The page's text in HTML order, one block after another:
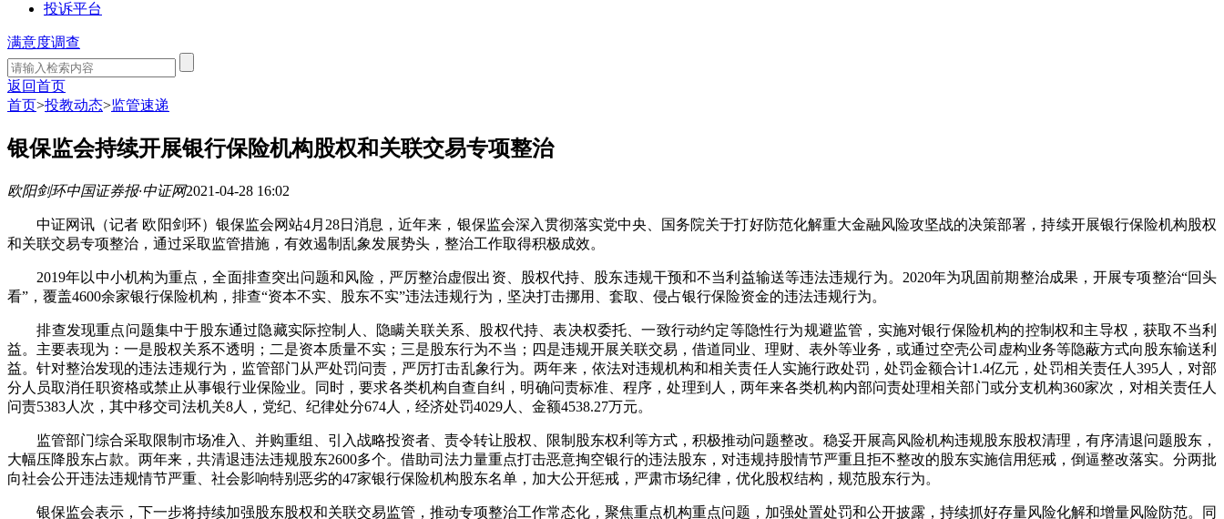
投诉平台
满意度调查
返回首页
首页>投教动态>监管速递
银保监会持续开展银行保险机构股权和关联交易专项整治
欧阳剑环中国证券报·中证网2021-04-28 16:02
中证网讯（记者 欧阳剑环）银保监会网站4月28日消息，近年来，银保监会深入贯彻落实党中央、国务院关于打好防范化解重大金融风险攻坚战的决策部署，持续开展银行保险机构股权
和关联交易专项整治，通过采取监管措施，有效遏制乱象发展势头，整治工作取得积极成效。
2019年以中小机构为重点，全面排查突出问题和风险，严厉整治虚假出资、股权代持、股东违规干预和不当利益输送等违法违规行为。2020年为巩固前期整治成果，开展专项整治“回头
看”，覆盖4600余家银行保险机构，排查“资本不实、股东不实”违法违规行为，坚决打击挪用、套取、侵占银行保险资金的违法违规行为。
排查发现重点问题集中于股东通过隐藏实际控制人、隐瞒关联关系、股权代持、表决权委托、一致行动约定等隐性行为规避监管，实施对银行保险机构的控制权和主导权，获取不当利
益。主要表现为：一是股权关系不透明；二是资本质量不实；三是股东行为不当；四是违规开展关联交易，借道同业、理财、表外等业务，或通过空壳公司虚构业务等隐蔽方式向股东输送利
益。针对整治发现的违法违规行为，监管部门从严处罚问责，严厉打击乱象行为。两年来，依法对违规机构和相关责任人实施行政处罚，处罚金额合计1.4亿元，处罚相关责任人395人，对部
分人员取消任职资格或禁止从事银行业保险业。同时，要求各类机构自查自纠，明确问责标准、程序，处理到人，两年来各类机构内部问责处理相关部门或分支机构360家次，对相关责任人
问责5383人次，其中移交司法机关8人，党纪、纪律处分674人，经济处罚4029人、金额4538.27万元。
监管部门综合采取限制市场准入、并购重组、引入战略投资者、责令转让股权、限制股东权利等方式，积极推动问题整改。稳妥开展高风险机构违规股东股权清理，有序清退问题股东，
大幅压降股东占款。两年来，共清退违法违规股东2600多个。借助司法力量重点打击恶意掏空银行的违法股东，对违规持股情节严重且拒不整改的股东实施信用惩戒，倒逼整改落实。分两批
向社会公开违法违规情节严重、社会影响特别恶劣的47家银行保险机构股东名单，加大公开惩戒，严肃市场纪律，优化股权结构，规范股东行为。
银保监会表示，下一步将持续加强股东股权和关联交易监管，推动专项整治工作常态化，聚焦重点机构重点问题，加强处置处罚和公开披露，持续抓好存量风险化解和增量风险防范。同